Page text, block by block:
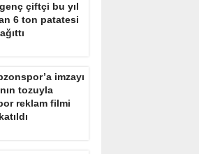
çiftçi bu yıl
6 ton patatesi
imzayı
tozuyla
reklam filmi